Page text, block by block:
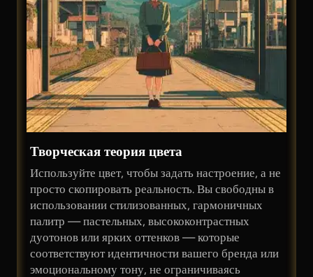
Творческая теория цвета
Используйте цвет, чтобы задать настроение, а не
просто скопировать реальность. Вы свободны в
использовании стилизованных, гармоничных
палитр — пастельных, высококонтрастных
дуотонов или ярких оттенков — которые
соответствуют идентичности вашего бренда или
эмоциональному тону, не ограничиваясь